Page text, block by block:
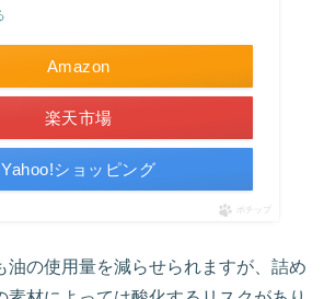
Amazon
楽天市場
Yahoo!ショッピング
ポチップ
油の使用量を減らせられますが、詰め